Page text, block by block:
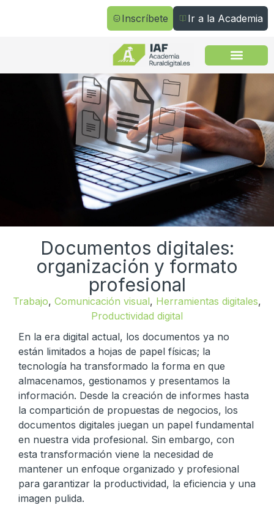
Inscríbete Ir a la Academia
Documentos digitales:
organización y formato
profesional
Trabajo, Comunicación visual, Herramientas digitales,
Productividad digital
En la era digital actual, los documentos ya no
están limitados a hojas de papel físicas; la
tecnología ha transformado la forma en que
almacenamos, gestionamos y presentamos la
información. Desde la creación de informes hasta
la compartición de propuestas de negocios, los
documentos digitales juegan un papel fundamental
en nuestra vida profesional. Sin embargo, con
esta transformación viene la necesidad de
mantener un enfoque organizado y profesional
para garantizar la productividad, la eficiencia y una
imagen pulida.